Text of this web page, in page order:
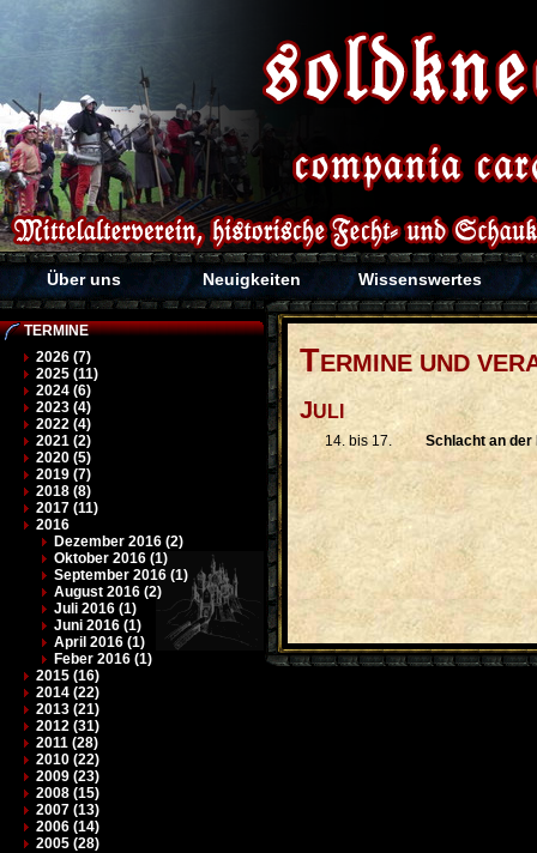
Über uns Neuigkeiten Wissenswertes
TERMINE
2026 (7)
2025 (11)
2024 (6)
2023 (4)
2022 (4)
2021 (2)
2020 (5)
2019 (7)
2018 (8)
2017 (11)
2016
Dezember 2016 (2)
Oktober 2016 (1)
September 2016 (1)
August 2016 (2)
Juli 2016 (1)
Juni 2016 (1)
April 2016 (1)
Feber 2016 (1)
2015 (16)
2014 (22)
2013 (21)
2012 (31)
2011 (28)
2010 (22)
2009 (23)
2008 (15)
2007 (13)
2006 (14)
2005 (28)
TERMINE UND
JULI
14. bis 17. Schlacht an